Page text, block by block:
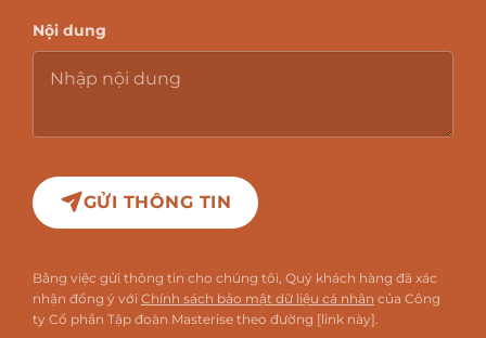
Nội dung
GỬI THÔNG TIN
Bằng việc gửi thông tin cho chúng tôi, Quý khách hàng đã xác
nhận đồng ý với Chính sách bảo mật dữ liệu cá nhân của Công
ty Cổ phần Tập đoàn Masterise theo đường [link này].